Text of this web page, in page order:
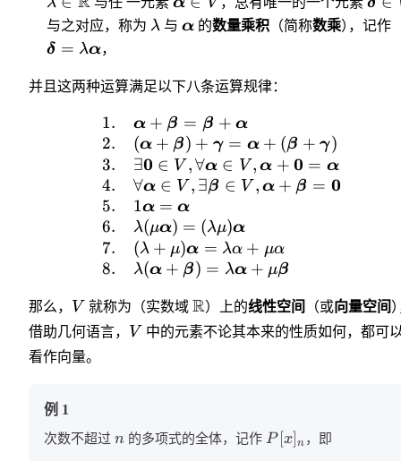
与之对应，称为 λ 与 α 的数量乘积 （简称数乘）， 记作
δ = λα，
并且这两种运算满足以下八条运算规律：
1.
2.
3.
4.
5.
6.
7.
8.
α + β = β + α
(α + β) + γ = α + (β + γ)
∃0 ∈ V ,∀α ∈ V , α + 0 = α
∀α ∈ V , ∃β ∈ V , α + β = 0
1α = α
λ(μα) = (λμ)α
(λ + μ)α = λα + μα
λ(α + β) = λα + μβ
那么， V 就称为（实数域 R）上的线性空间 （或向量空间
借助几何语言，
V 中的元素不论其本来的性质如何，都可
看作向量。
例 1
次数不超过 n 的多项式的全体，记作 P [x]n ，即